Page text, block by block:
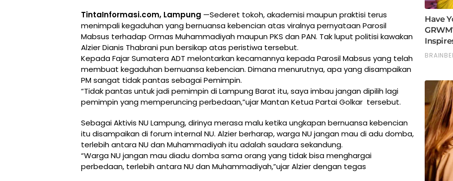
TintaInformasi.com, Lampung —Sederet tokoh, akademisi maupun praktisi terus
menimpali kegaduhan yang bernuansa kebencian atas viralnya pernyataan Parosil
Mabsus terhadap Ormas Muhammadiyah maupun PKS dan PAN. Tak luput politisi kawakan
Alzier Dianis Thabrani pun bersikap atas peristiwa tersebut.
Kepada Fajar Sumatera ADT melontarkan kecamannya kepada Parosil Mabsus yang telah
membuat kegaduhan bernuansa kebencian. Dimana menurutnya, apa yang disampaikan
PM sangat tidak pantas sebagai Pemimpin.
“Tidak pantas untuk jadi pemimpin di Lampung Barat itu, saya imbau jangan dipilih lagi
pemimpin yang memperuncing perbedaan,”ujar Mantan Ketua Partai Golkar tersebut.
Sebagai Aktivis NU Lampung, dirinya merasa malu ketika ungkapan bernuansa kebencian
itu disampaikan di forum internal NU. Alzier berharap, warga NU jangan mau di adu domba,
terlebih antara NU dan Muhammadiyah itu adalah saudara sekandung.
“Warga NU jangan mau diadu domba sama orang yang tidak bisa menghargai
perbedaan, terlebih antara NU dan Muhammadiyah,”ujar Alzier dengan tegas